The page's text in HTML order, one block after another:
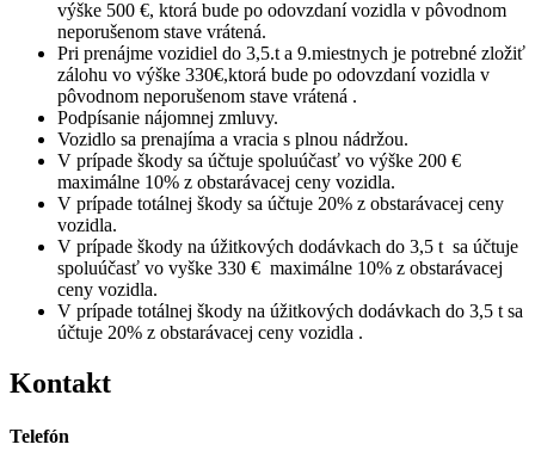
výške 500 €, ktorá bude po odovzdaní vozidla v pôvodnom
neporušenom stave vrátená.
Pri prenájme vozidiel do 3,5.t a 9.miestnych je potrebné zložiť
zálohu vo výške 330€,ktorá bude po odovzdaní vozidla v
pôvodnom neporušenom stave vrátená .
Podpísanie nájomnej zmluvy.
Vozidlo sa prenajíma a vracia s plnou nádržou.
V prípade škody sa účtuje spoluúčasť vo výške 200 €
maximálne 10% z obstarávacej ceny vozidla.
V prípade totálnej škody sa účtuje 20% z obstarávacej ceny
vozidla.
V prípade škody na úžitkových dodávkach do 3,5 t sa účtuje
spoluúčasť vo vyške 330 € maximálne 10% z obstarávacej
ceny vozidla.
V prípade totálnej škody na úžitkových dodávkach do 3,5 t sa
účtuje 20% z obstarávacej ceny vozidla .
Kontakt
Telefón